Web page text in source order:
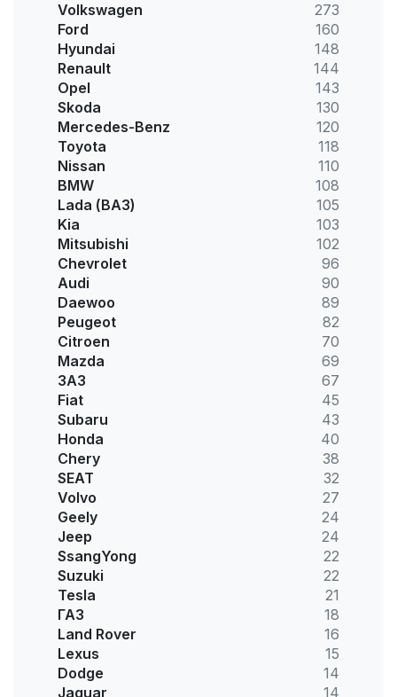
Volkswagen
273
Ford
160
Hyundai
148
Renault
144
Opel
143
Skoda
130
Mercedes-Benz
120
Toyota
118
Nissan
110
BMW
108
Lada (ВАЗ)
105
Kia
103
Mitsubishi
102
Chevrolet
96
Audi
90
Daewoo
89
Peugeot
82
Citroen
70
Mazda
69
ЗАЗ
67
Fiat
45
Subaru
43
Honda
40
Chery
38
SEAT
32
Volvo
27
Geely
24
Jeep
24
SsangYong
22
Suzuki
22
Tesla
21
ГАЗ
18
Land Rover
16
Lexus
15
Dodge
14
Jaguar
14